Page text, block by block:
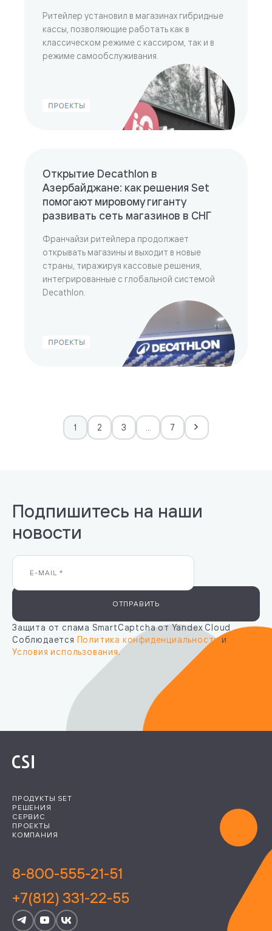
Ритейлер установил в магазинах гибридные
кассы, позволяющие работать как в
классическом режиме с кассиром, так и в
режиме самообслуживания.
Открытие Decathlon в
Азербайджане: как решения Set
помогают мировому гиганту
развивать сеть магазинов в СНГ
Франчайзи ритейлера продолжает
открывать магазины и выходит в новые
страны, тиражируя кассовые решения,
интегрированные с глобальной системой
Decathlon.
1 2 3 7
Подпишитесь на наши
новости
ОТПРАВИТЬ
Защита от спама SmartCaptcha от Yandex Cloud
Соблюдается Политика конфиденциальностии
Условия использования.
ПРОДУКТЫ SET
РЕШЕНИЯ
СЕРВИС
ПРОЕКТЫ
КОМПАНИЯ
8-800-555-21-51
+7(812) 331-22-55